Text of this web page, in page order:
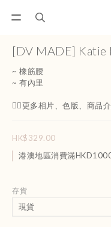
[DV MADE]
~ 橡筋腰
~ 有內里
👇🏻更多相片、色版、商品介
HK$329.00
港澳地區消費滿
存貨